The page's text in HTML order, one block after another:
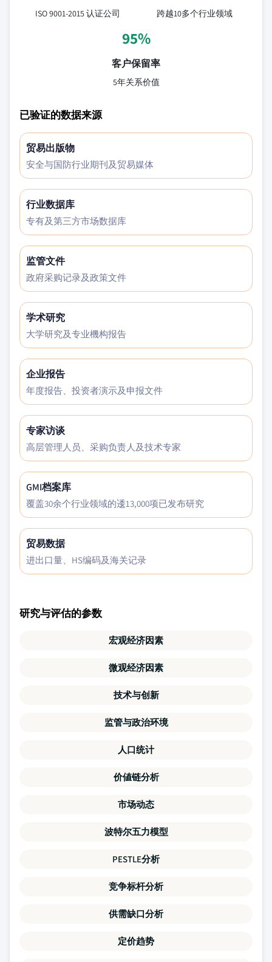
ISO 9001-2015 认证公司 跨越10多个行业领域
95%
客户保留率
5年关系价值
已验证的数据来源
贸易出版物
安全与国防行业期刊及贸易媒体
行业数据库
专有及第三方市场数据库
监管文件
政府采购记录及政策文件
学术研究
大学研究及专业機构报告
企业报告
年度报告、投资者演示及申报文件
专家访谈
高层管理人员、采购负责人及技术专家
GMI档案库
覆盖30余个行业领域的逶13,000项已发布研究
贸易数据
进出口量、HS编码及海关记录
研究与评估的参数
宏观经济因素
微观经济因素
技术与创新
监管与政治环境
人口统计
价値链分析
市场动态
波特尔五力模型
PESTLE分析
竞争标杆分析
供需缺口分析
定价趋势